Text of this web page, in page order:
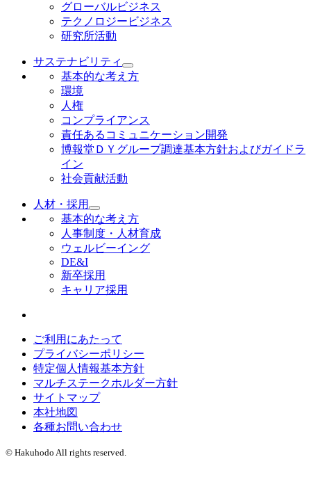
グローバルビジネス
テクノロジービジネス
研究所活動
サステナビリティ
基本的な考え方
環境
人権
コンプライアンス
責任あるコミュニケーション開発
博報堂ＤＹグループ調達基本方針およびガイドラ
イン
社会貢献活動
人材・採用
基本的な考え方
人事制度・人材育成
ウェルビーイング
DE&I
新卒採用
キャリア採用
ご利用にあたって
プライバシーポリシー
特定個人情報基本方針
マルチステークホルダー方針
サイトマップ
本社地図
各種お問い合わせ
© Hakuhodo All rights reserved.